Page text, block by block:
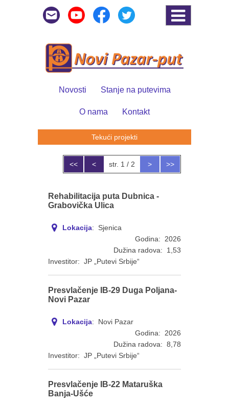
Novosti Stanje na putevima
O nama Kontakt
Tekući projekti
<< < >>
>
str. 1 / 2
Rehabilitacija puta Dubnica -
Grabovička Ulica
Lokacija: Sjenica
Godina: 2026
Dužina radova: 1,53
Investitor: JP „Putevi Srbije“
Presvlačenje IB-29 Duga Poljana-
Novi Pazar
Lokacija: Novi Pazar
Godina: 2026
Dužina radova: 8,78
Investitor: JP „Putevi Srbije“
Presvlačenje IB-22 Mataruška
Banja-Ušće